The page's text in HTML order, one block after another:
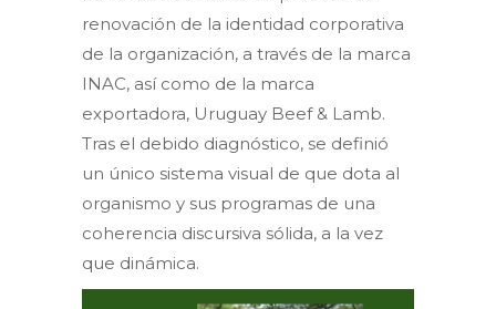
renovación de la identidad corporativa
de la organización, a través de la marca
INAC, así como de la marca
exportadora, Uruguay Beef & Lamb.
Tras el debido diagnóstico, se definió
un único sistema visual de que dota al
organismo y sus programas de una
coherencia discursiva sólida, a la vez
que dinámica.